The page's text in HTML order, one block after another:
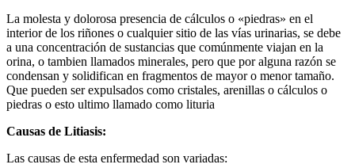
La molesta y dolorosa presencia de cálculos o «piedras» en el
interior de los riñones o cualquier sitio de las vías urinarias, se debe
a una concentración de sustancias que comúnmente viajan en la
orina, o tambien llamados minerales, pero que por alguna razón se
condensan y solidifican en fragmentos de mayor o menor tamaño.
Que pueden ser expulsados como cristales, arenillas o cálculos o
piedras o esto ultimo llamado como lituria
Causas de Litiasis:
Las causas de esta enfermedad son variadas: